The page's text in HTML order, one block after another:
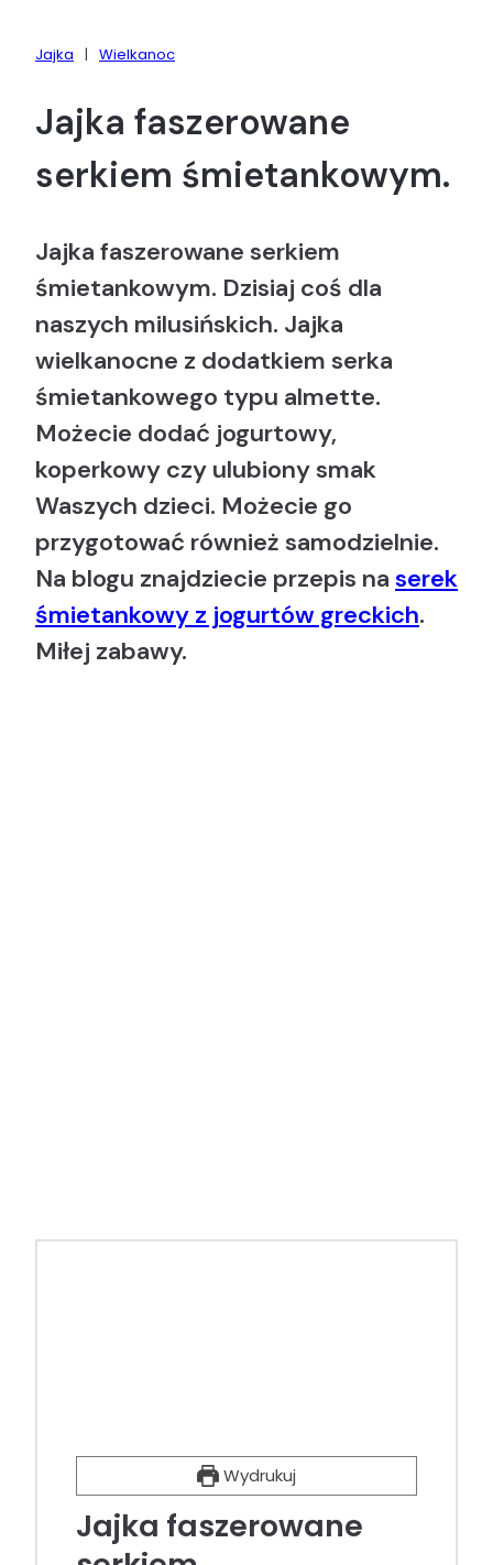
Jajka | Wielkanoc
Jajka faszerowane
serkiem śmietankowym.
Jajka faszerowane serkiem
śmietankowym. Dzisiaj coś dla
naszych milusińskich. Jajka
wielkanocne z dodatkiem serka
śmietankowego typu almette.
Możecie dodać jogurtowy,
koperkowy czy ulubiony smak
Waszych dzieci. Możecie go
przygotować również samodzielnie.
Na blogu znajdziecie przepis na serek
śmietankowy z jogurtów greckich.
Miłej zabawy.
Wydrukuj
Jajka faszerowane